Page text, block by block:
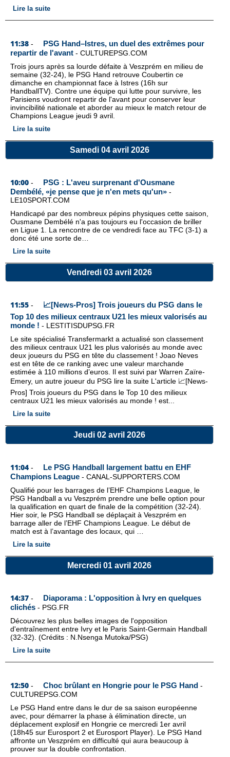
Lire la suite
11:38 -
PSG Hand–Istres, un duel des extrêmes pour
repartir de l'avant - CULTUREPSG.COM
Trois jours après sa lourde défaite à Veszprém en milieu de
semaine (32-24), le PSG Hand retrouve Coubertin ce
dimanche en championnat face à Istres (16h sur
HandballTV). Contre une équipe qui lutte pour survivre, les
Parisiens voudront repartir de l'avant pour conserver leur
invincibilité nationale et aborder au mieux le match retour de
Champions League jeudi 9 avril.
Lire la suite
Samedi 04 avril 2026
10:00 -
PSG : L'aveu surprenant d'Ousmane
Dembélé, «je pense que je n'en mets qu'un» -
LE10SPORT.COM
Handicapé par des nombreux pépins physiques cette saison,
Ousmane Dembélé n'a pas toujours eu l'occasion de briller
en Ligue 1. La rencontre de ce vendredi face au TFC (3-1) a
donc été une sorte de…
Lire la suite
Vendredi 03 avril 2026
11:55 -
📈[News-Pros] Trois joueurs du PSG dans le
Top 10 des milieux centraux U21 les mieux valorisés au
monde ! - LESTITISDUPSG.FR
Le site spécialisé Transfermarkt a actualisé son classement
des milieux centraux U21 les plus valorisés au monde avec
deux joueurs du PSG en tête du classement ! Joao Neves
est en tête de ce ranking avec une valeur marchande
estimée à 110 millions d’euros. Il est suivi par Warren Zaïre-
Emery, un autre joueur du PSG lire la suite L'article 📈[News-
Pros] Trois joueurs du PSG dans le Top 10 des milieux
centraux U21 les mieux valorisés au monde ! est...
Lire la suite
Jeudi 02 avril 2026
11:04 -
Le PSG Handball largement battu en EHF
Champions League - CANAL-SUPPORTERS.COM
Qualifié pour les barrages de l’EHF Champions League, le
PSG Handball a vu Veszprém prendre une belle option pour
la qualification en quart de finale de la compétition (32-24).
Hier soir, le PSG Handball se déplaçait à Veszprém en
barrage aller de l’EHF Champions League. Le début de
match est à l’avantage des locaux, qui …
Lire la suite
Mercredi 01 avril 2026
14:37 -
Diaporama : L'opposition à Ivry en quelques
clichés - PSG.FR
Découvrez les plus belles images de l'opposition
d'entraînement entre Ivry et le Paris Saint-Germain Handball
(32-32). (Crédits : N.Nsenga Mutoka/PSG)
Lire la suite
12:50 - Choc brûlant en Hongrie pour le PSG Hand -
CULTUREPSG.COM
Le PSG Hand entre dans le dur de sa saison européenne
avec, pour démarrer la phase à élimination directe, un
déplacement explosif en Hongrie ce mercredi 1er avril
(18h45 sur Eurosport 2 et Eurosport Player). Le PSG Hand
affronte un Veszprém en difficulté qui aura beaucoup à
prouver sur la double confrontation.